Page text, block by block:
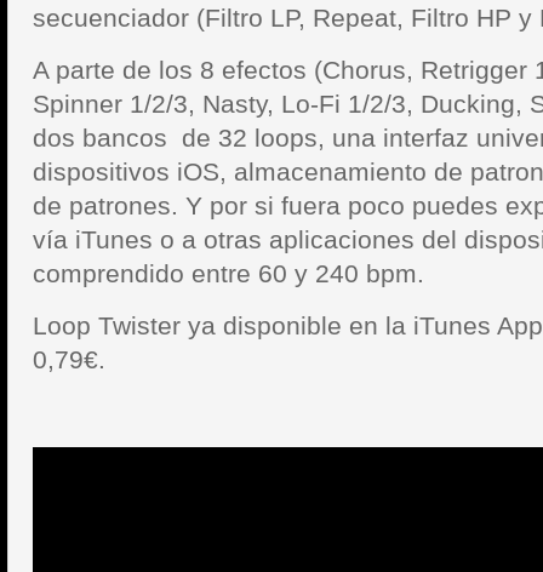
secuenciador (Filtro LP, Repeat, Filtro HP y
A parte de los 8 efectos (Chorus, Retrigger
Spinner 1/2/3, Nasty, Lo-Fi 1/2/3, Ducking,
dos bancos de 32 loops, una interfaz
dispositivos iOS, almacenamiento de
de patrones. Y por si fuera poco puedes
vía iTunes o a otras aplicaciones del
comprendido entre 60 y 240 bpm.
Loop Twister ya disponible en la iTunes
0,79€.